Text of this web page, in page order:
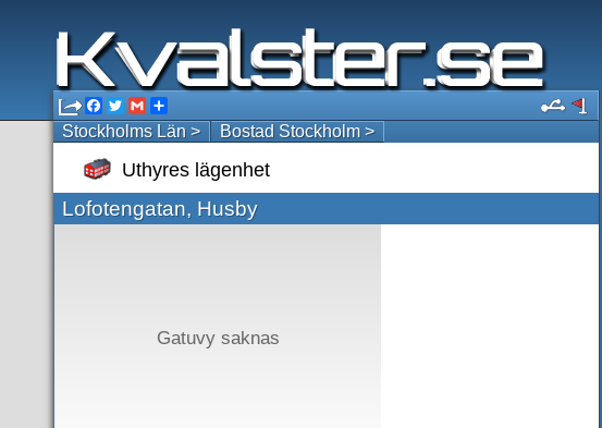
Facebook
TwitterGmail
Stockholms Län >
Bostad Stockholm >
Uthyres lägenhet
Lofotengatan, Husby
Gatuvy saknas